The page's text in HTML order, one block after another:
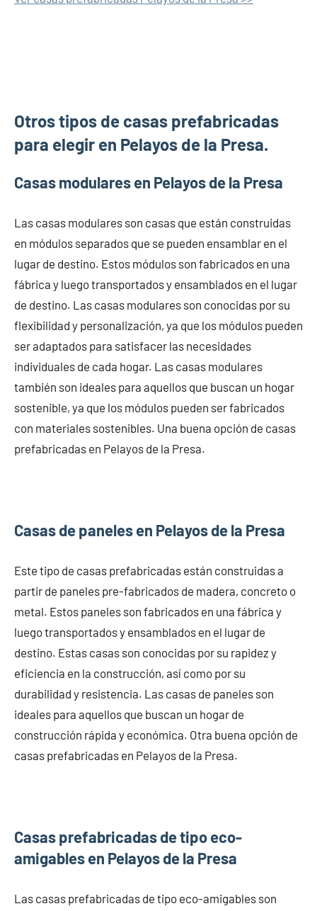
Otros tipos de casas prefabricadas
para elegir en Pelayos de la Presa.
Casas modulares en Pelayos de la Presa
Las casas modulares son casas que están construidas
en módulos separados que se pueden ensamblar en el
lugar de destino. Estos módulos son fabricados en una
fábrica y luego transportados y ensamblados en el lugar
de destino. Las casas modulares son conocidas por su
flexibilidad y personalización, ya que los módulos pueden
ser adaptados para satisfacer las necesidades
individuales de cada hogar. Las casas modulares
también son ideales para aquellos que buscan un hogar
sostenible, ya que los módulos pueden ser fabricados
con materiales sostenibles. Una buena opción de casas
prefabricadas en Pelayos de la Presa.
Casas de paneles en Pelayos de la Presa
Este tipo de casas prefabricadas están construidas a
partir de paneles pre-fabricados de madera, concreto o
metal. Estos paneles son fabricados en una fábrica y
luego transportados y ensamblados en el lugar de
destino. Estas casas son conocidas por su rapidez y
eficiencia en la construcción, así como por su
durabilidad y resistencia. Las casas de paneles son
ideales para aquellos que buscan un hogar de
construcción rápida y económica. Otra buena opción de
casas prefabricadas en Pelayos de la Presa.
Casas prefabricadas de tipo eco-
amigables en Pelayos de la Presa
Las casas prefabricadas de tipo eco-amigables son